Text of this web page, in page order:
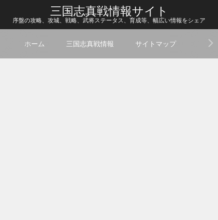
三国志真戦情報サイト
序盤の攻略、攻城、戦略、武将ステータス、育成等、幅広い情報をシェア
ホーム 三国志真戦情報 サイトマップ